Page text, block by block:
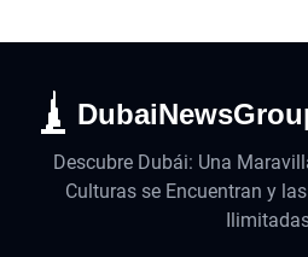
Descubre Dubái: Una
Culturas se Encuentran y